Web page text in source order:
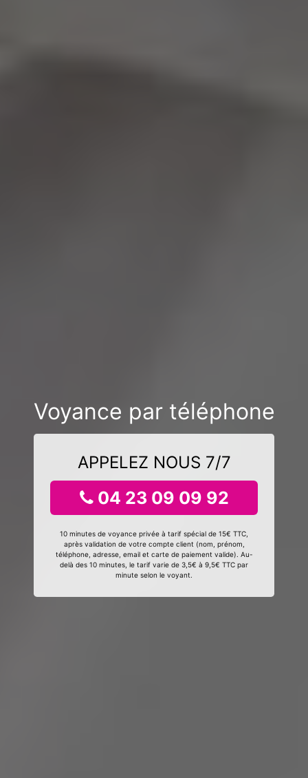
Voyance par téléphone
APPELEZ NOUS 7/7
04 23 09 09 92
10 minutes de voyance privée à tarif spécial de 15€ TTC,
après validation de votre compte client (nom, prénom,
téléphone, adresse, email et carte de paiement valide). Au-
delà des 10 minutes, le tarif varie de 3,5€ à 9,5€ TTC par
minute selon le voyant.